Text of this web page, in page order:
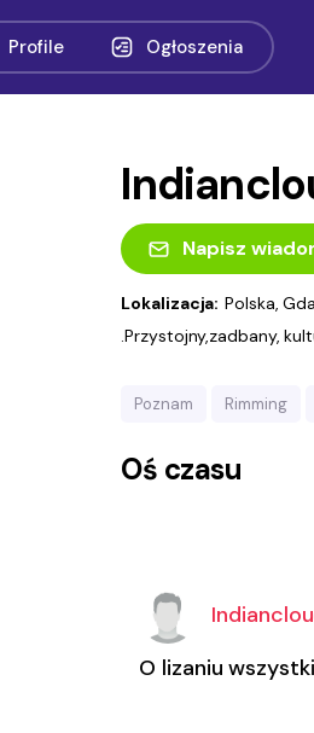
Profile Ogłoszenia
Napisz
Lokalizacja: Polska,
.Przystojny,zadbany,
Poznam Rimming
Oś czasu
O lizaniu